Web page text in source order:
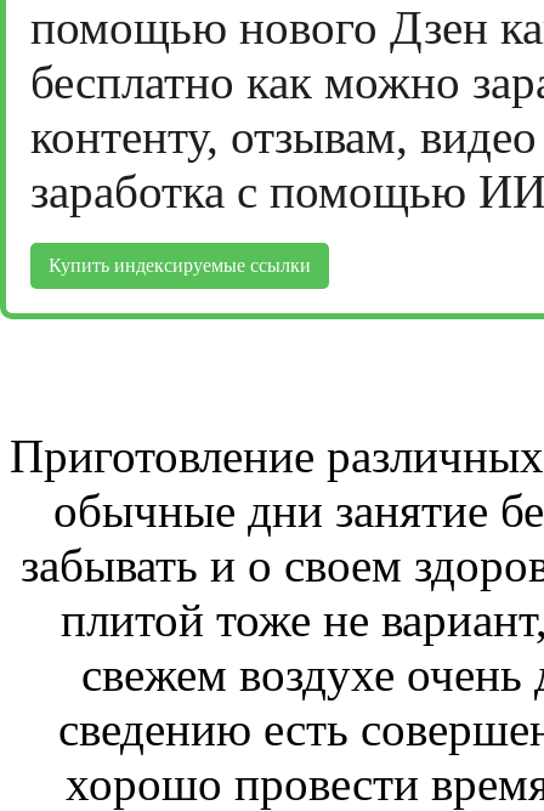
помощью нового Дзен
бесплатно как можно
контенту, отзывам,
заработка с помощью
Купить индексируемые ссылки
Приготовление
обычные дни занятие
забывать и о своем
плитой тоже не
свежем воздухе
сведению есть
хорошо провести